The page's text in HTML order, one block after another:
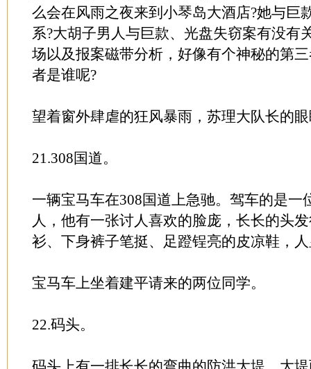
么会在风雨之夜来到小琴岛大酒店?她与巨
系?大胡子男人与巨款、光盘失窃案有没有
场以及报案磁带分析，好像有个神秘的第
者是谁呢?
望着窗外肆虐的狂风暴雨，苏理大队长的
21.308国道。
一辆宝马车在308国道上急驰。驾车的是一
人，他有一张讨人喜欢的脸庞，长长的头
衫、下身裤子笔挺、足蹬锃亮的皮凉鞋，
宝马车上坐着建平请来的两位同学。
22.码头。